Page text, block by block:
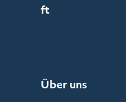
ft
Über uns